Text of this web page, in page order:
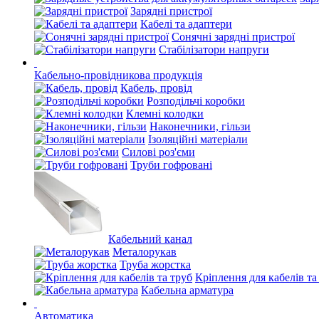
Зарядні пристрої
Кабелі та адаптери
Сонячні зарядні пристрої
Стабілізатори напруги
Кабельно-провідникова продукція
Кабель, провід
Розподільчі коробки
Клемні колодки
Наконечники, гільзи
Ізоляційні матеріали
Силові роз'єми
Труби гофровані
Кабельний канал
Металорукав
Труба жорстка
Кріплення для кабелів
Кабельна арматура
Автоматика